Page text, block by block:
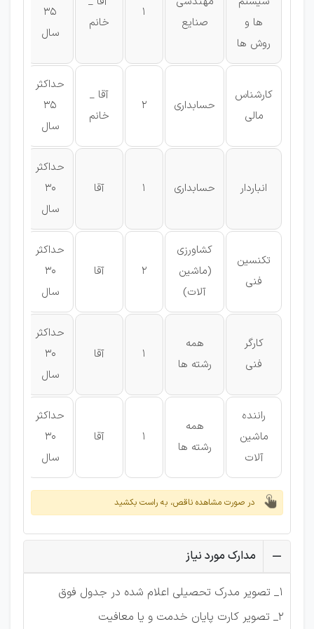
ها و
روش ها
صنایع
1
خانم
35
سال
کارشناس
مالی
حسابداری 2
آقا _
خانم
حداکثر
35
سال
انباردار حسابداری 1 آقا
حداکثر
30
سال
تکنسین
فنی
کشاورزی
(ماشین
آلات)
2 آقا
حداکثر
30
سال
کارگر
فنی
همه
رشته ها
1 آقا
حداکثر
30
سال
راننده
ماشین
آلات
همه
رشته ها
1 آقا
حداکثر
30
سال
در صورت مشاهده ناقص، به راست بکشید
مدارک مورد نیاز
1_ تصویر مدرک تحصیلی اعلام شده در جدول فوق
2_ تصویر کارت پایان خدمت و یا معافیت